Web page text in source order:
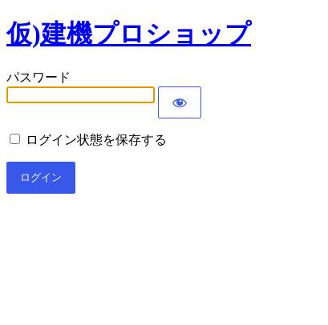
仮)建機プロショップ
パスワード
ログイン状態を保存する